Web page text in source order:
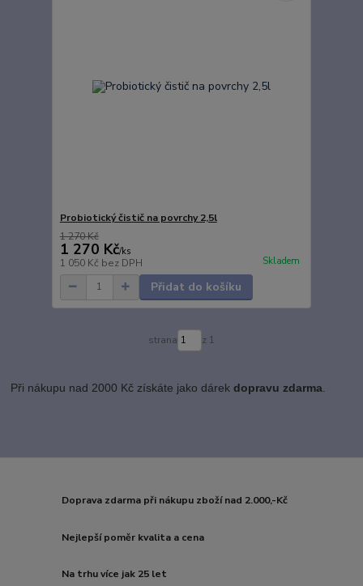
Probiotický čistič na povrchy 2,5l
1 270 Kč
1 270 Kč/ks
1 050 Kč bez DPH Skladem
Přidat do košíku
strana z 1
Při nákupu nad 2000 Kč získáte jako dárekdopravu zdarma
Doprava zdarma při nákupu zboží nad 2.000,-Kč
Nejlepší poměr kvalita a cena
Na trhu více jak 25 let